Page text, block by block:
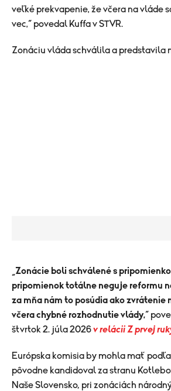
veľké prekvapenie, že včera na vláde
vec,“ povedal Kuffa v STVR.
Zonáciu vláda schválila a predstavila
Zonácie boli schválené s
pripomienok totálne neguje reformu
za mňa nám to posúdia ako zvrátenie
včera chybné rozhodnutie vlády,“
štvrtok 2. júla 2026v relácii Z prvej
Európska komisia by mohla mať
pôvodne kandidoval za stranu
Naše Slovensko, pri zonáciách